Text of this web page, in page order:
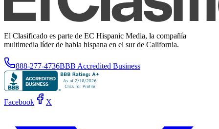
El Clasificado es parte de EC Hispanic Media, la compañía
multimedia líder de habla hispana en el sur de California.
888-277-4736BBB Accredited Business
Facebook X